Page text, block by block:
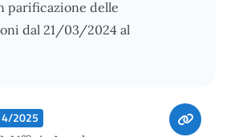
parificazione delle
dal 21/03/2024 al
2025